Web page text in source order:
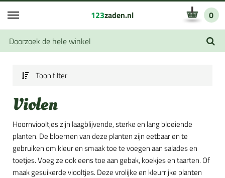
123zaden.nl 0
Toon filter
Violen
Hoornviooltjes zijn laagblijvende, sterke en lang bloeiende
planten. De bloemen van deze planten zijn eetbaar en te
gebruiken om kleur en smaak toe te voegen aan salades en
toetjes. Voeg ze ook eens toe aan gebak, koekjes en taarten. Of
maak gesuikerde viooltjes. Deze vrolijke en kleurrijke planten